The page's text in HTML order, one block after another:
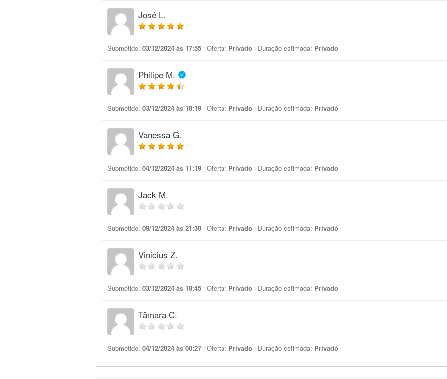
José L.
Submetido: 03/12/2024 às 17:55 | Oferta: Privado | Duração estimada: Privado
Philipe M.
Submetido: 03/12/2024 às 18:19 | Oferta: Privado | Duração estimada: Privado
Vanessa G.
Submetido: 04/12/2024 às 11:19 | Oferta: Privado | Duração estimada: Privado
Jack M.
Submetido: 09/12/2024 às 21:30 | Oferta: Privado | Duração estimada: Privado
Vinicius Z.
Submetido: 03/12/2024 às 18:45 | Oferta: Privado | Duração estimada: Privado
Tâmara C.
Submetido: 04/12/2024 às 00:27 | Oferta: Privado | Duração estimada: Privado